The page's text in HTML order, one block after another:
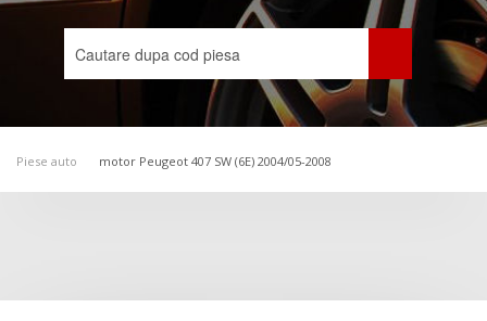
Piese auto motor Peugeot 407 SW (6E) 2004/05-2008